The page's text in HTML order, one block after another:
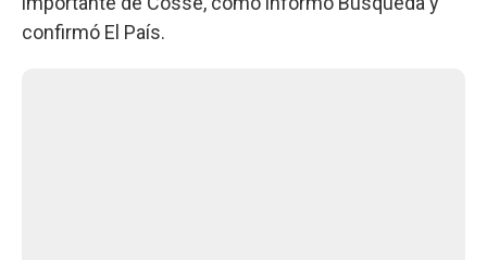
confirmó El País.